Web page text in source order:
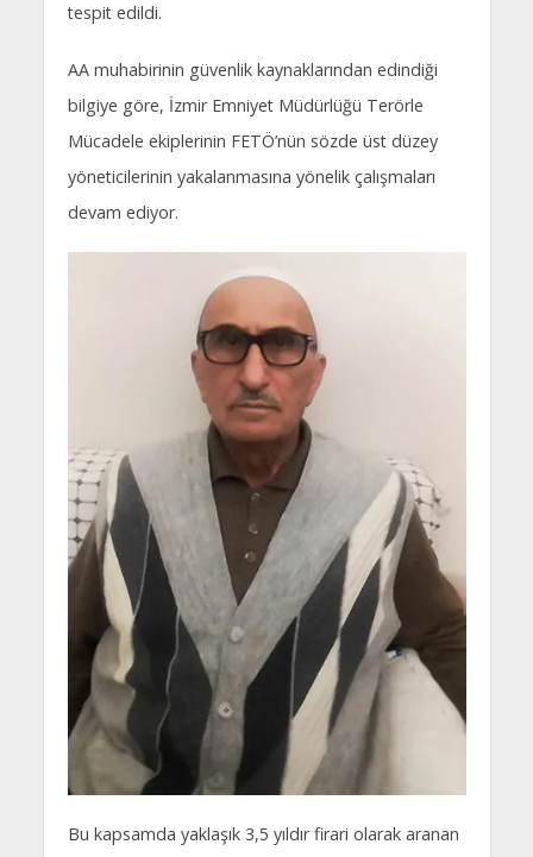
tespit edildi.
AA muhabirinin güvenlik kaynaklarından edindiği
bilgiye göre, İzmir Emniyet Müdürlüğü Terörle
Mücadele ekiplerinin FETÖ’nün sözde üst düzey
yöneticilerinin yakalanmasına yönelik çalışmaları
devam ediyor.
Bu kapsamda yaklaşık 3,5 yıldır firari olarak aranan